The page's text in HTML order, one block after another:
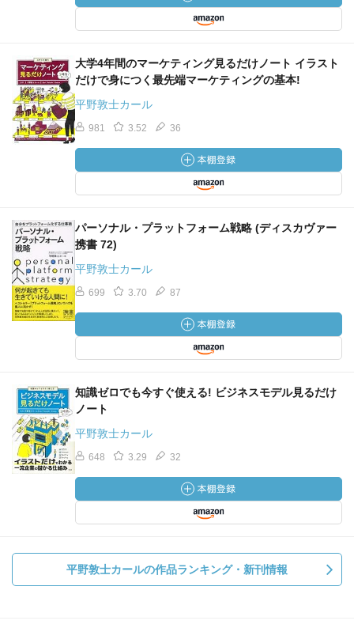
大学4年間のマーケティング見るだけノート イラスト
だけで身につく最先端マーケティングの基本!
平野敦士カール
981 3.52 36
パーソナル・プラットフォーム戦略 (ディスカヴァー
携書 72)
平野敦士カール
699 3.70 87
知識ゼロでも今すぐ使える! ビジネスモデル見るだけ
ノート
平野敦士カール
648 3.29 32
平野敦士カールの作品ランキング・新刊情報